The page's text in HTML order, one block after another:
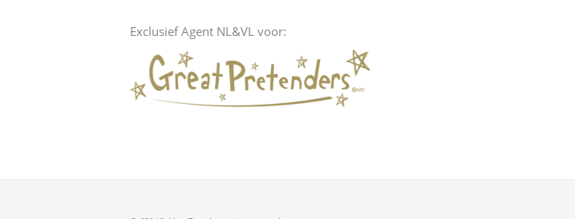
Exclusief Agent NL&VL voor: